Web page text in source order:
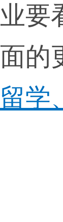
要
的
学